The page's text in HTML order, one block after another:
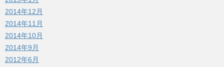
2014年12月
2014年11月
2014年10月
2014年9月
2012年6月